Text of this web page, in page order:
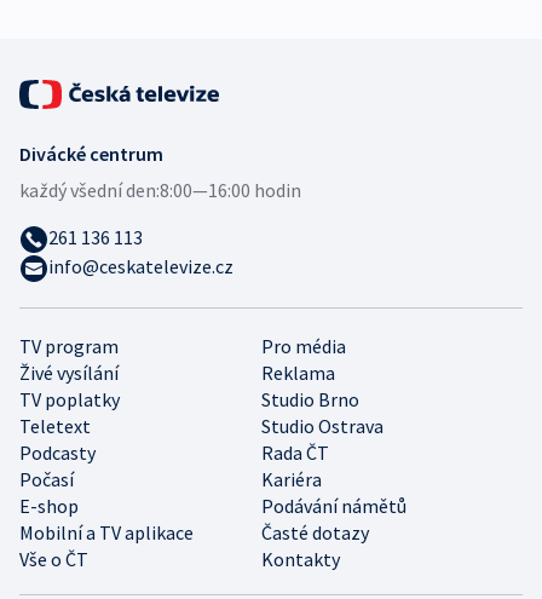
TV program
Pro média
Živé vysílání
Reklama
TV poplatky
Studio Brno
Teletext
Studio Ostrava
Podcasty
Rada ČT
Počasí
Kariéra
E-shop
Podávání námětů
Mobilní a TV aplikace
Časté dotazy
Vše o ČT
Kontakty
Divácké centrum
každý všední den:8:00—16:00 hodin
261 136 113
info@ceskatelevize.cz